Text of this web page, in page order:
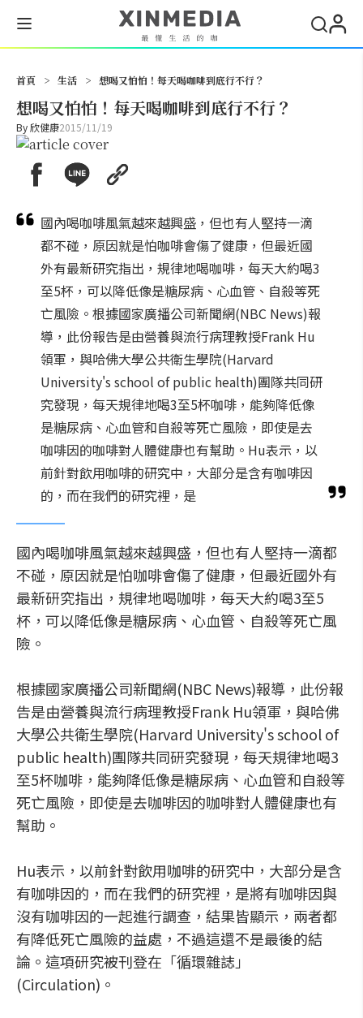
首頁 > 生活 > 想喝又怕怕！每天喝咖啡到底行不行？
想喝又怕怕！每天喝咖啡到底行不行？
By欣健康2015/11/19
國內喝咖啡風氣越來越興盛，但也有人堅持一滴
都不碰，原因就是怕咖啡會傷了健康，但最近國
外有最新研究指出，規律地喝咖啡，每天大約喝3
至5杯，可以降低像是糖尿病、心血管、自殺等死
亡風險。根據國家廣播公司新聞網(NBC News)報
導，此份報告是由營養與流行病理教授Frank Hu
領軍，與哈佛大學公共衛生學院(Harvard
University's school of public health)團隊共同研
究發現，每天規律地喝3至5杯咖啡，能夠降低像
是糖尿病、心血管和自殺等死亡風險，即使是去
咖啡因的咖啡對人體健康也有幫助。Hu表示，以
前針對飲用咖啡的研究中，大部分是含有咖啡因
的，而在我們的研究裡，是
國內喝咖啡風氣越來越興盛，但也有人堅持一滴都
不碰，原因就是怕咖啡會傷了健康，但最近國外有
最新研究指出，規律地喝咖啡，每天大約喝3至5
杯，可以降低像是糖尿病、心血管、自殺等死亡風
險。
根據國家廣播公司新聞網(NBC News)報導，此份報
告是由營養與流行病理教授Frank Hu領軍，與哈佛
大學公共衛生學院(Harvard University's school of
public health)團隊共同研究發現，每天規律地喝3
至5杯咖啡，能夠降低像是糖尿病、心血管和自殺等
死亡風險，即使是去咖啡因的咖啡對人體健康也有
幫助。
Hu表示，以前針對飲用咖啡的研究中，大部分是含
有咖啡因的，而在我們的研究裡，是將有咖啡因與
沒有咖啡因的一起進行調查，結果皆顯示，兩者都
有降低死亡風險的益處，不過這還不是最後的結
論。這項研究被刊登在「循環雜誌」
(Circulation)。